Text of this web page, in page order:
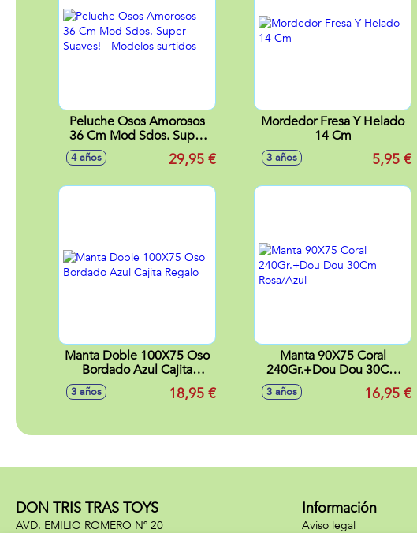
Peluche Osos Amorosos
36 Cm Mod Sdos. Super
Suaves! - Modelos surtidos
4 años 29,95 €
Mordedor Fresa Y Helado
14 Cm
3 años 5,95 €
Manta Doble 100X75 Oso
Bordado Azul Cajita
3 años 18,95 €
Manta 90X75 Coral
240Gr.+Dou Dou 30Cm
3 años 16,95 €
DON TRIS TRAS TOYS
AVD. EMILIO ROMERO Nº 20
Información
Aviso legal